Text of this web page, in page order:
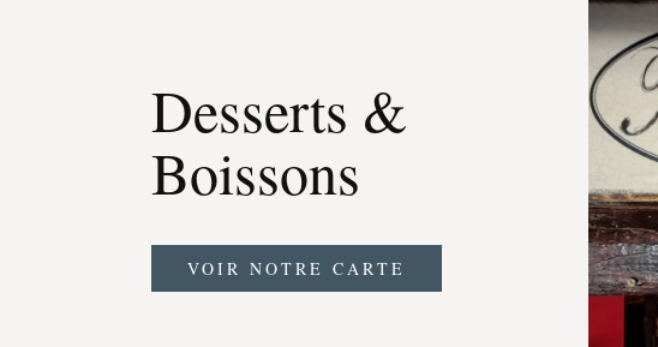
Desserts &
Boissons
VOIR NOTRE CARTE